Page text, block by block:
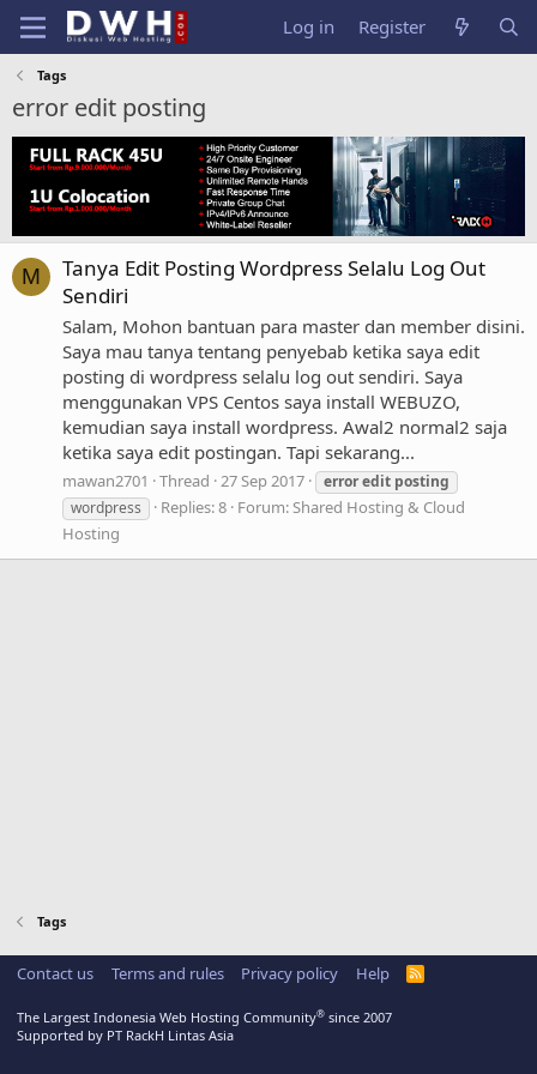
Log in Register
Tags
error edit posting
M
Tanya Edit Posting Wordpress Selalu Log Out
Sendiri
Salam, Mohon bantuan para master dan member disini.
Saya mau tanya tentang penyebab ketika saya edit
posting di wordpress selalu log out sendiri. Saya
menggunakan VPS Centos saya install WEBUZO,
kemudian saya install wordpress. Awal2 normal2 saja
ketika saya edit postingan. Tapi sekarang...
mawan2701 Thread 27 Sep 2017 erroredit posting
wordpress
Replies: 8 Forum: Shared Hosting & Cloud
Hosting
Tags
Contact us Terms and rules Privacy policy Help
R
The Largest Indonesia Web Hosting Community® since 2007
Supported by PT RackH Lintas Asia